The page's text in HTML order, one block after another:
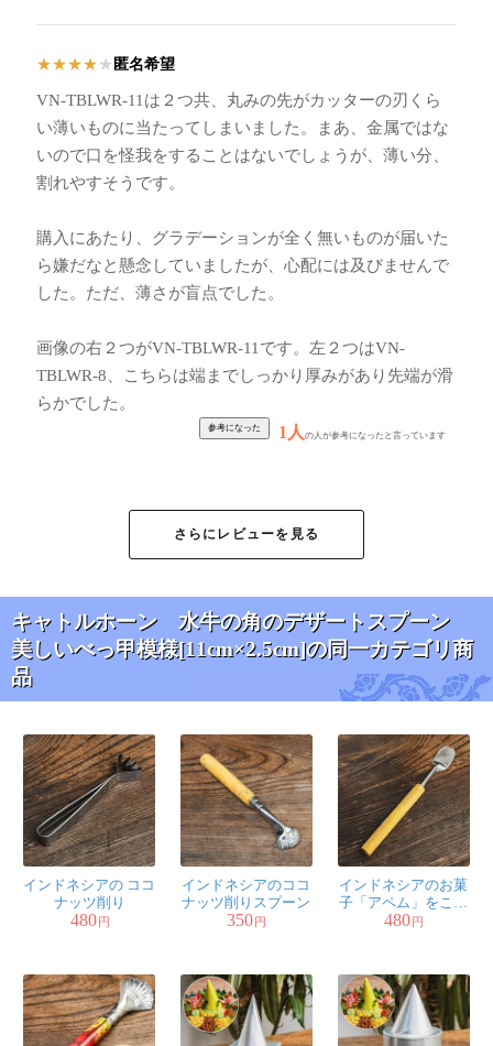
★★★★ ★ 匿名希望
VN-TBLWR-11は２つ共、丸みの先がカッターの刃くら
い薄いものに当たってしまいました。まあ、金属ではな
いので口を怪我をすることはないでしょうが、薄い分、
割れやすそうです。
購入にあたり、グラデーションが全く無いものが届いた
ら嫌だなと懸念していましたが、心配には及びませんで
した。ただ、薄さが盲点でした。
画像の右２つがVN-TBLWR-11です。左２つはVN-
TBLWR-8、こちらは端までしっかり厚みがあり先端が滑
らかでした。
1人の人が参考になったと言っています
po様
持ち心地や、口に含んだ時の丸みも程よく、
とっても気に入っています。
もう一年くらい使っていますが、まだ壊れずに使えてい
1人 の人が参考になったと言っています
★★★★★Shengli様
なめらかで美しいカトラリー、
良いものは持っているだけでテ
ンションが上がる、と思いま
模様の出方もひとつひとつ違う
とのことで、どんなお品が届く
かワクワクするのもまた一興。
さらにレビューを見る
キャトルホーン 水牛の角のデザートスプーン
美しいべっ甲模様[11cm×2.5cm]の同一カテゴリ商
品
インドネシアの ココ
ナッツ削り
480円
インドネシアのココ
ナッツ削りスプーン
350円
インドネシアのお菓
子「アペム」をころ
がすヘラ
480円